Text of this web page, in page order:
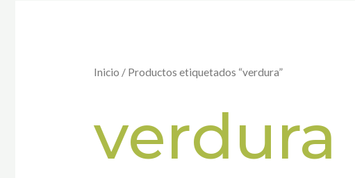
Inicio / Productos etiquetados “verdura”
verdura